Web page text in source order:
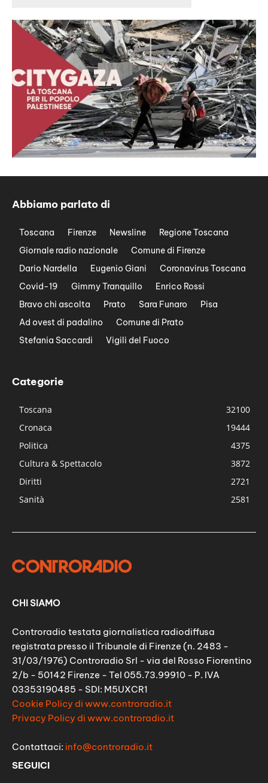
Abbiamo parlato di
Toscana Firenze Newsline
Regione Toscana
Giornale radio nazionale
Comune di Firenze
Dario Nardella
Eugenio Giani
Coronavirus Toscana
Covid-19
Gimmy Tranquillo
Enrico Rossi
Bravo chi ascolta
Prato Sara Funaro
Pisa
Ad ovest di padalino
Comune di Prato
Stefania Saccardi
Vigili del Fuoco
Categorie
Toscana
32100
Cronaca
19444
Politica
4375
Cultura & Spettacolo
3872
Diritti
2721
Sanità
2581
CHI SIAMO
Controradio testata giornalistica radiodiffusa
registrata presso il Tribunale di Firenze (n. 2483 -
31/03/1976) Controradio Srl - via del Rosso Fiorentino
2/b - 50142 Firenze - Tel 055.73.99910 - P. IVA
03353190485 - SDI: M5UXCR1
Cookie Policy di www.controradio.it
Privacy Policy di www.controradio.it
Contattaci: info@controradio.it
SEGUICI